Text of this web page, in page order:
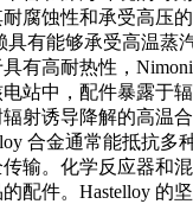
腐蚀性和承受高压
具有能够承受高温蒸
有高耐热性，
站中，配件暴露于
射诱导降解的高温合
合金通常能抵抗多
输。化学反应器和
配件。Hastelloy 的